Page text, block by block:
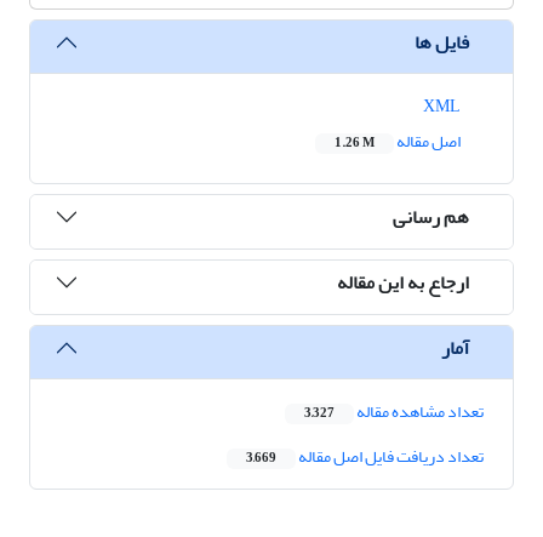
فایل ها
اصل مقاله
1.26 M
هم رسانی
ارجاع به این مقاله
آمار
تعداد مشاهده مقاله 3,327
تعداد دریافت فایل اصل مقاله 3,669